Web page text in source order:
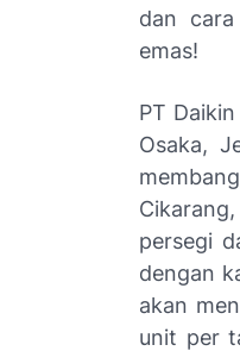
dan
emas!
PT
Osaka,
persegi
dengan
akan
unit per